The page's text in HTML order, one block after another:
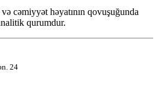
cəmiyyət həyatının qovuşuğunda
qurumdur.
24